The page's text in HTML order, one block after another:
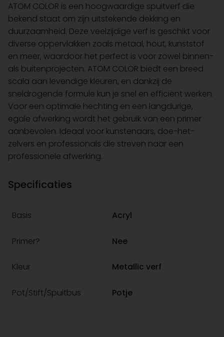
ATOM COLOR is een hoogwaardige spuitverf die
bekend staat om zijn uitstekende dekking en
duurzaamheid. Deze veelzijdige verf is geschikt voor
diverse oppervlakken zoals metaal, hout, kunststof
en meer, waardoor het perfect is voor zowel binnen-
als buitenprojecten. ATOM COLOR biedt een breed
scala aan levendige kleuren, en dankzij de
sneldrogende formule kun je snel en efficiënt werken.
Voor een optimale hechting en een langdurige,
egale afwerking wordt het gebruik van een primer
aanbevolen. Ideaal voor kunstenaars, doe-het-
zelvers en professionals die streven naar een
professionele afwerking.
Specificaties
Basis Acryl
Primer? Nee
Kleur Metallic verf
Pot/Stift/Spuitbus Potje